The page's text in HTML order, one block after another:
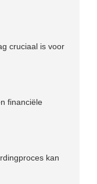
cruciaal is voor
financiële
kan